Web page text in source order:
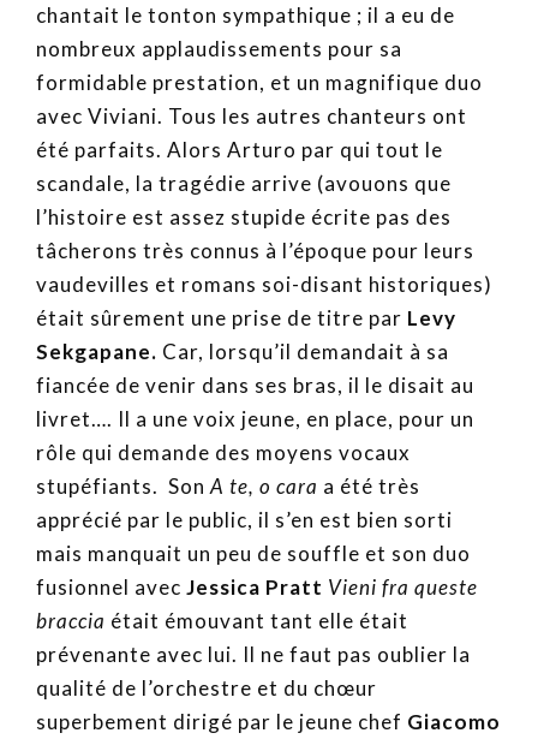
chantait le tonton sympathique ; il a eu de
nombreux applaudissements pour sa
formidable prestation, et un magnifique duo
avec Viviani. Tous les autres chanteurs ont
été parfaits. Alors Arturo par qui tout le
scandale, la tragédie arrive (avouons que
l’histoire est assez stupide écrite pas des
tâcherons très connus à l’époque pour leurs
vaudevilles et romans soi-disant historiques)
était sûrement une prise de titre par Levy
Sekgapane. Car, lorsqu’il demandait à sa
fiancée de venir dans ses bras, il le disait au
livret…. Il a une voix jeune, en place, pour un
rôle qui demande des moyens vocaux
stupéfiants. Son A te, o cara a été très
apprécié par le public, il s’en est bien sorti
mais manquait un peu de souffle et son duo
fusionnel avec Jessica Pratt Vieni fra queste
braccia était émouvant tant elle était
prévenante avec lui. Il ne faut pas oublier la
qualité de l’orchestre et du chœur
superbement dirigé par le jeune chef Giacomo